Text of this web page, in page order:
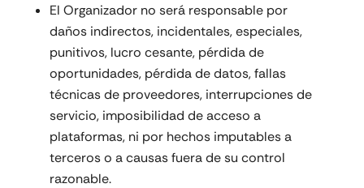
El Organizador no será responsable por
daños indirectos, incidentales, especiales,
punitivos, lucro cesante, pérdida de
oportunidades, pérdida de datos, fallas
técnicas de proveedores, interrupciones de
servicio, imposibilidad de acceso a
plataformas, ni por hechos imputables a
terceros o a causas fuera de su control
razonable.